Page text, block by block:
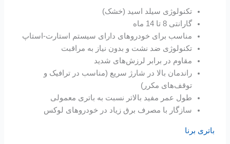
تکنولوژی سیلد اسید (خشک)
گارانتی 8 تا 14 ماه
مناسب برای خودروهای دارای سیستم استارت-استاپ
تکنولوژی ضد نشت و بدون نیاز به مراقبت
مقاوم در برابر لرزش‌های شدید
راندمان بالا در شارژ سریع (مناسب در ترافیک و
توقف‌های مکرر)
طول عمر مفید بالاتر نسبت به باتری معمولی
سازگار با مصرف برق زیاد در خودروهای لوکس
باتری برنا